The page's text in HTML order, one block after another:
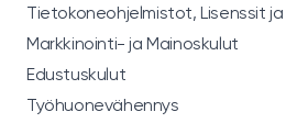
Tietokoneohjelmistot, Lisenssit
Markkinointi- ja Mainoskulut
Edustuskulut
Työhuonevähennys